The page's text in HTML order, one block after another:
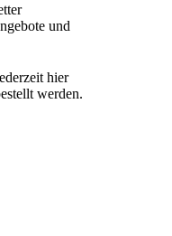
und
hier
werden.